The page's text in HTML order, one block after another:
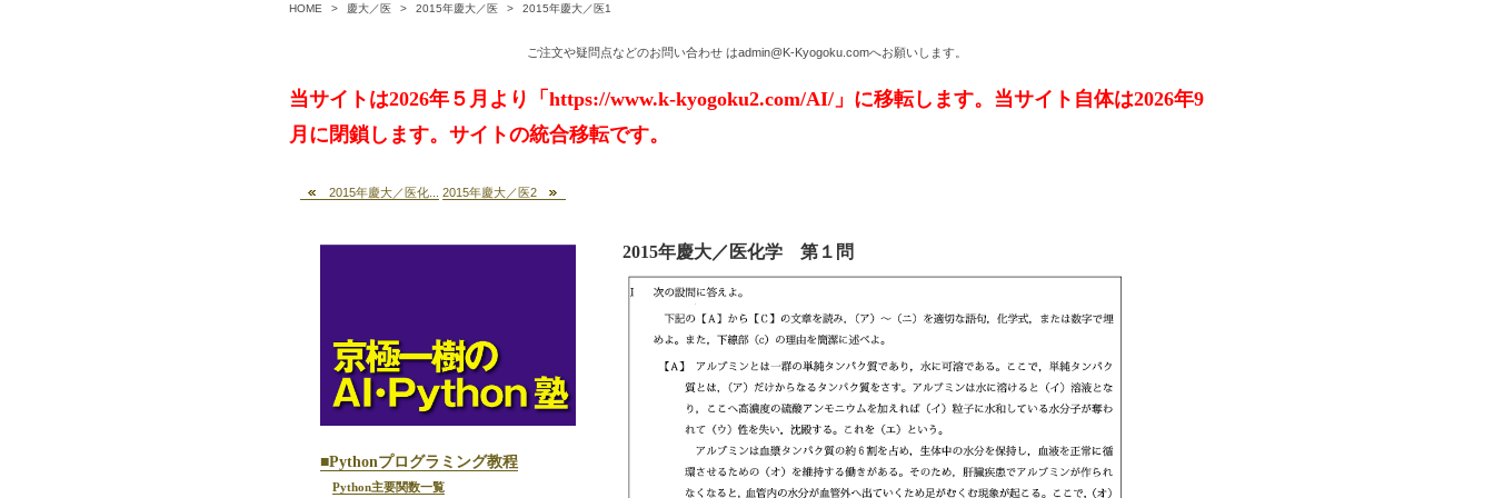
HOME > 慶大／医 > 2015年慶大／医 > 2015年慶大／医1
ご注文や疑問点などのお問い合わせ はadmin@K-Kyogoku.comへお願いします。
当サイトは2026年５月より「https://www.k-kyogoku2.com/AI/」に移転します。当サイト自体は2026年9
月に閉鎖します。サイトの統合移転です。
2015年慶大／医化... 2015年慶大／医2
2015年慶大／医化学 第１問
■Pythonプログラミング教程
Python主要関数一覧